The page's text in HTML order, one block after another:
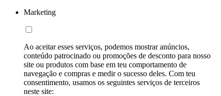
Marketing
Ao aceitar esses serviços, podemos mostrar anúncios,
conteúdo patrocinado ou promoções de desconto para nosso
site ou produtos com base em teu comportamento de
navegação e compras e medir o sucesso deles. Com teu
consentimento, usamos os seguintes serviços de terceiros
neste site: